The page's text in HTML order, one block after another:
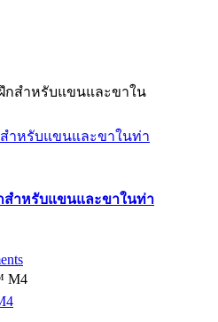
สำหรับแขนและขาในท่า
สำหรับแขนและขาในท่า